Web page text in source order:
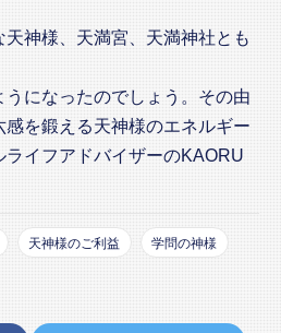
神様、天満宮、天満神社とも
になったのでしょう。その由
を鍛える天神様のエネルギー
イフアドバイザーのKAORU
天神様のご利益 学問の神様